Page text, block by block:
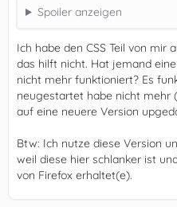
Spoiler anzeigen
Ich habe den CSS Teil von mir
das hilft nicht. Hat jemand
nicht mehr funktioniert? Es
neugestartet habe nicht mehr
auf eine neuere Version
Btw: Ich nutze diese Version
weil diese hier schlanker ist
von Firefox erhaltet(e).